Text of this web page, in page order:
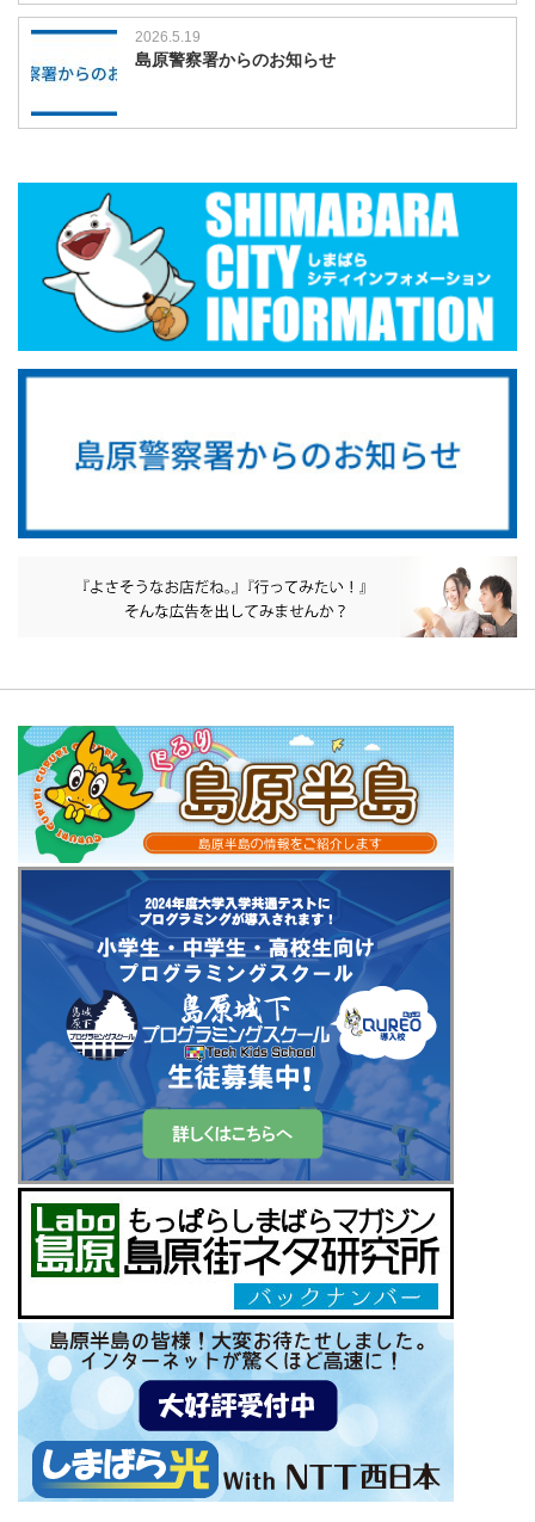
2026.5.19
島原警察署からのお知らせ